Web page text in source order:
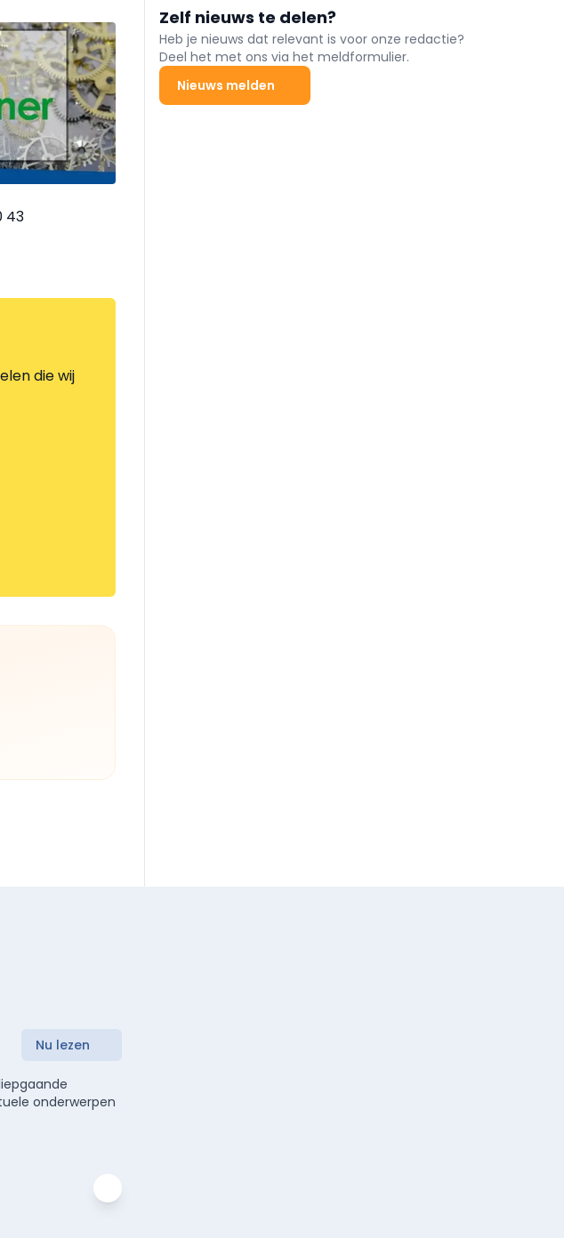
43
die wij
Zelf nieuws te delen?
Heb je nieuws dat relevant is voor onze redactie?
Deel het met ons via het meldformulier.
Nieuws melden
Nu lezen
onderwerpen